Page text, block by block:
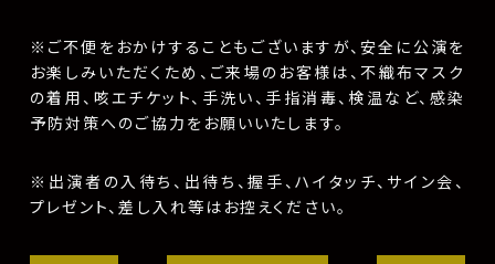
※ご不便をおかけすることもございますが、安全に公演を
お楽しみいただくため、ご来場のお客様は、不織布マスク
の着用、咳エチケット、手洗い、手指消毒、検温など、感染
予防対策へのご協力をお願いいたします。
※出演者の入待ち、出待ち、握手、ハイタッチ、サイン会、
プレゼント、差し入れ等はお控えください。